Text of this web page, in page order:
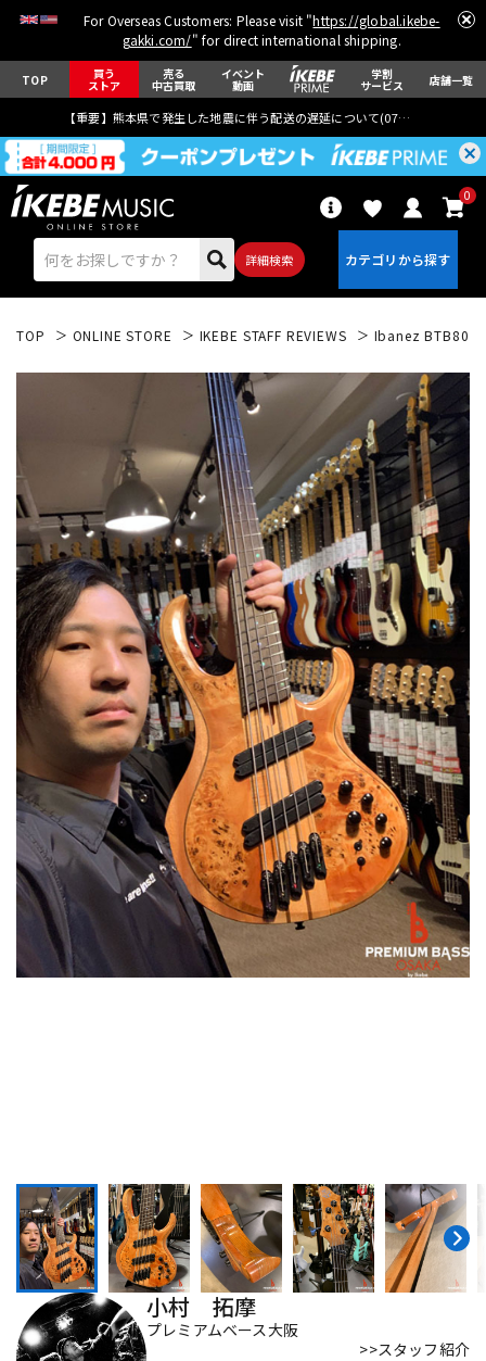
For Overseas Customers: Please visit "https://global.ikebe-
gakki.com/" for direct international shipping.
TOP 買う
ストア
売る
中古買取
イベント
動画
学割
サービス 店舗一覧
【重要】熊本県で発生した地震に伴う配送の遅延について(07月29日
詳細検索
0
アコギ/エレアコ
ベース ウクレレ
ドラム パーカッション
キーボード 電子ピアノ
管楽器 その他楽器
アンプ エフェクター
DJ機器 DTM
TOP ONLINE STORE IKEBE STAFF REVIEWS Ibanez
小村 拓摩
プレミアムベース大阪
>>スタッフ紹介